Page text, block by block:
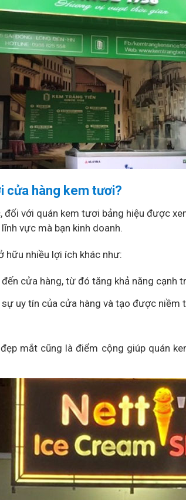
cửa hàng kem tươi?
đối với quán kem tươi bảng hiệu được
vực mà bạn kinh doanh.
hữu nhiều lợi ích khác như:
cửa hàng, từ đó tăng khả năng cạnh
uy tín của cửa hàng và tạo được niềm
mắt cũng là điểm cộng giúp quán